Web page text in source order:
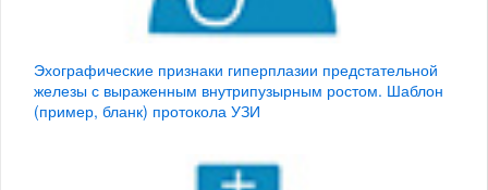
Эхографические признаки гиперплазии предстательной
железы с выраженным внутрипузырным ростом. Шаблон
(пример, бланк) протокола УЗИ